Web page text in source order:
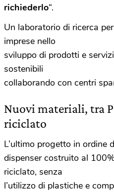
richiederlo“.
Un laboratorio di ricerca
imprese nello
sviluppo di prodotti e
sostenibili
collaborando con centri
Nuovi materiali, tra
riciclato
L’ultimo progetto in ordine
dispenser costruito al
riciclato, senza
l’utilizzo di plastiche e